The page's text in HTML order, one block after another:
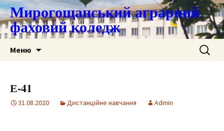
Мирогощанський аграрний
фаховий коледж
Меню Пошук:
Е-41
31.08.2020 Дистанційне навчання Admin